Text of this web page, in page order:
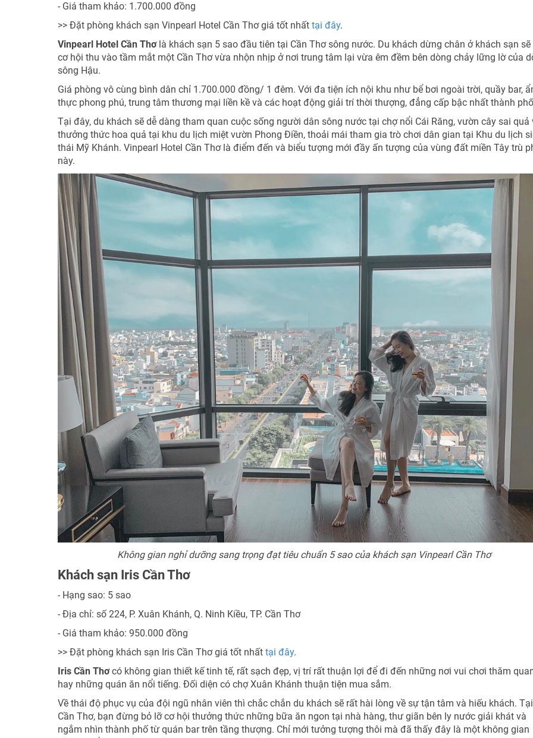
- Giá tham khảo: 1.700.000 đồng
>> Đặt phòng khách sạn Vinpearl Hotel Cần Thơ giá tốt nhất tại đây.
Vinpearl Hotel Cần Thơlà khách sạn 5 sao đầu tiên tại Cần Thơ sông nước. Du khách dừng chân ở khách sạn sẽ
cơ hội thu vào tầm mắt một Cần Thơ vừa nhộn nhịp ở nơi trung tâm lại vừa êm đềm bên dòng chảy lững lờ của
sông Hậu.
Giá phòng vô cùng bình dân chỉ 1.700.000 đồng/ 1 đêm. Với đa tiện ích nội khu như bể bơi ngoài trời, quầy bar,
thực phong phú, trung tâm thương mại liền kề và các hoạt động giải trí thời thượng, đẳng cấp bậc nhất thành
Tại đây, du khách sẽ dễ dàng tham quan cuộc sống người dân sông nước tại chợ nổi Cái Răng, vườn cây sai quả
thưởng thức hoa quả tại khu du lịch miệt vườn Phong Điền, thoải mái tham gia trò chơi dân gian tại Khu du lịch
thái Mỹ Khánh. Vinpearl Hotel Cần Thơ là điểm đến và biểu tượng mới đầy ấn tượng của vùng đất miền Tây trù
này.
Không gian nghỉ dưỡng sang trọng đạt tiêu chuẩn 5 sao của khách sạn Vinpearl Cần Thơ
Khách sạn Iris Cần Thơ
- Hạng sao: 5 sao
- Địa chỉ: số 224, P. Xuân Khánh, Q. Ninh Kiều, TP. Cần Thơ
- Giá tham khảo: 950.000 đồng
>> Đặt phòng khách sạn Iris Cần Thơ giá tốt nhất tại đây.
Iris Cần Thơcó không gian thiết kế tinh tế, rất sạch đẹp, vị trí rất thuận lợi để đi đến những nơi vui chơi thăm
hay những quán ăn nổi tiếng. Đối diện có chợ Xuân Khánh thuận tiện mua sắm.
Về thái độ phục vụ của đội ngũ nhân viên thì chắc chắn du khách sẽ rất hài lòng về sự tận tâm và hiếu khách.
Cần Thơ, bạn đừng bỏ lỡ cơ hội thưởng thức những bữa ăn ngon tại nhà hàng, thư giãn bên ly nước giải khát và
ngắm nhìn thành phố từ quán bar trên tầng thượng. Chỉ mới tưởng tượng thôi mà đã thấy đây là một không gian